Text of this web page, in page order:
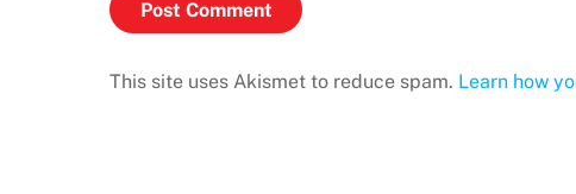
This site uses Akismet to reduce spam. Learn how